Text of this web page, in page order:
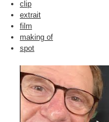
clip
extrait
film
making of
spot